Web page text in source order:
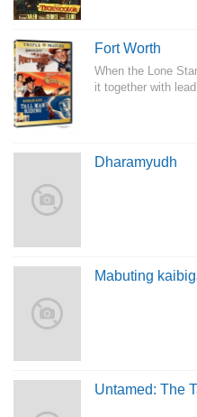
Fort Worth
When the Lone
it together with
Dharamyudh
Mabuting
Untamed: The